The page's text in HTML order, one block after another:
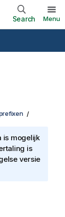
Search Menu
is mogelijk
is
versie